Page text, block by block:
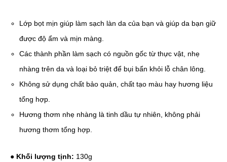
Lớp bọt mịn giúp làm sạch làn da của bạn và giúp da bạn giữ
được độ ẩm và mịn màng.
Các thành phần làm sạch có nguồn gốc từ thực vật, nhẹ
nhàng trên da và loại bỏ triệt để bụi bẩn khỏi lỗ chân lông.
Không sử dụng chất bảo quản, chất tạo màu hay hương liệu
tổng hợp.
Hương thơm nhẹ nhàng là tinh dầu tự nhiên, không phải
hương thơm tổng hợp.
● Khối lượng tịnh: 130g